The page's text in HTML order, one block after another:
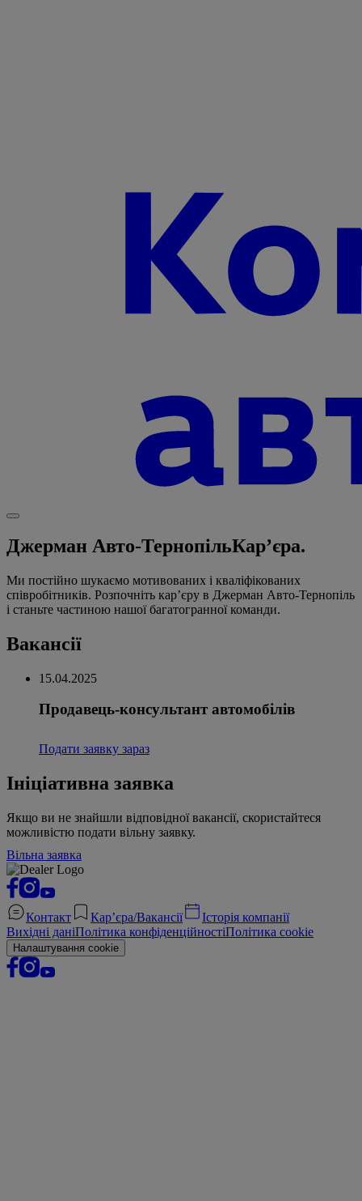
Джерман Авто-ТернопільКар’єра.
Ми постійно шукаємо мотивованих і кваліфікованих
співробітників. Розпочніть кар’єру в Джерман Авто-Тернопіль
і станьте частиною нашої багатогранної команди.
Вакансії
15.04.2025
Продавець-консультант автомобілів
Подати заявку зараз
Ініціативна заявка
Якщо ви не знайшли відповідної вакансії, скористайтеся
можливістю подати вільну заявку.
Вільна заявка
Контакт Кар’єра/Вакансії
Історія компанії
Вихідні даніПолітика конфіденційностіПолітика cookie
Налаштування cookie